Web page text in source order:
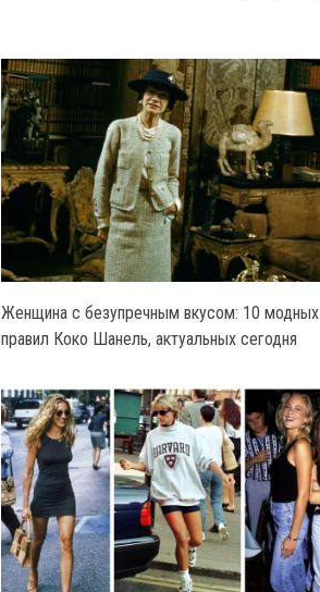
Женщина с безупречным вкусом: 10 модных
правил Коко Шанель, актуальных сегодня